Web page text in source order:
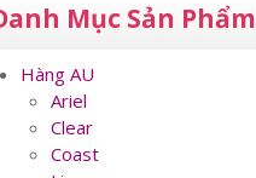
Mục Sản Phẩm
Hàng AU
Ariel
Clear
Coast